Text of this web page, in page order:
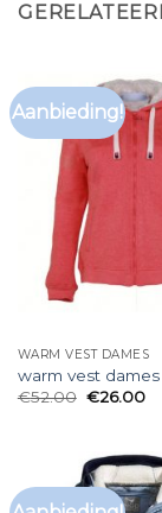
Aanbieding!
WARM VEST DAMES
warm vest dames
€52.00 €26.00